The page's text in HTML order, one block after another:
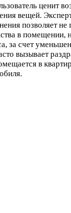
ценит
вещей.
позволяет не
в помещении,
за счет
вызывает
в